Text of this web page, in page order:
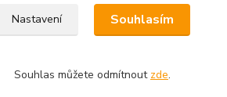
Nastavení Souhlasím
Souhlas můžete odmítnout zde.